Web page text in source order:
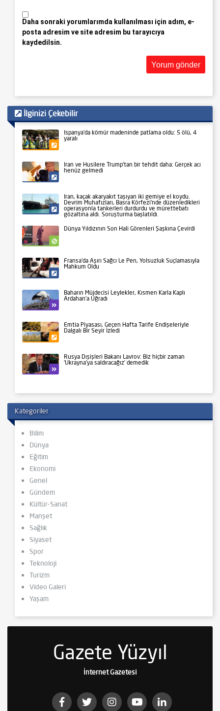
Daha sonraki yorumlarımda kullanılması için adım, e-
posta adresim ve site adresim bu tarayıcıya
kaydedilsin.
İlginizi Çekebilir
İspanya’da kömür madeninde patlama oldu: 5 ölü, 4
yaralı
İran ve Husilere Trump’tan bir tehdit daha: Gerçek acı
henüz gelmedi
Siyaset
İran, kaçak akaryakıt taşıyan iki gemiye el koydu.
Devrim Muhafızları, Basra Körfezi’nde düzenledikleri
operasyonla tankerleri durdurdu ve mürettebatı
gözaltına aldı. Soruşturma başlatıldı.
Dünya Yıldızının Son Hali Görenleri Şaşkına Çevirdi
Fransa’da Aşırı Sağcı Le Pen, Yolsuzluk Suçlamasıyla
Mahkum Oldu
Baharın Müjdecisi Leylekler, Kısmen Karla Kaplı
Ardahan’a Uğradı
Emtia Piyasası, Geçen Hafta Tarife Endişeleriyle
Dalgalı Bir Seyir İzledi
Rusya Dışişleri Bakanı Lavrov: Biz hiçbir zaman
‘Ukrayna’ya saldıracağız’ demedik
Kategoriler
Bilim
Dünya
Eğitim
Ekonomi
Genel
Gündem
Kültür-Sanat
Manşet
Sağlık
Siyaset
Spor
Teknoloji
Turizm
Video Galeri
Yaşam
Gazete Yüzyıl
İnternet Gazetesi